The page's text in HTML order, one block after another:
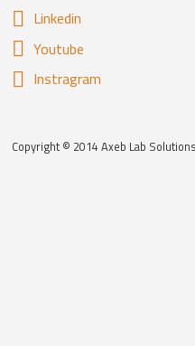
Copyright © 2014 Axeb Lab
Linkedin
Youtube
Instragram